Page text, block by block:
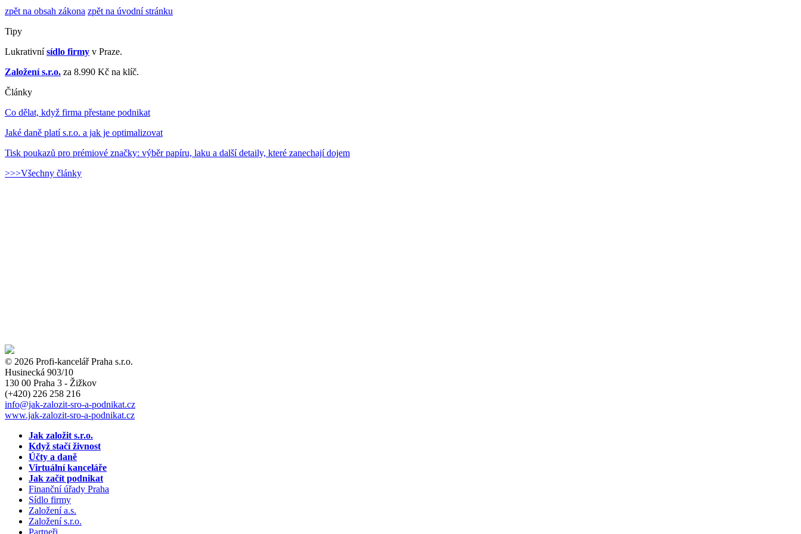
zpět na obsah zákona zpět na úvodní stránku
Tipy
Lukrativnísídlo firmy v Praze.
Založení s.r.o. za 8.990 Kč na klíč.
Články
Co dělat, když firma přestane podnikat
Jaké daně platí s.r.o. a jak je optimalizovat
Tisk poukazů pro prémiové značky: výběr papíru, laku a další detaily, které zanechají dojem
>>>Všechny články
© 2026 Profi-kancelář Praha s.r.o.
Husinecká 903/10
130 00 Praha 3 - Žižkov
(+420) 226 258 216
info@jak-zalozit-sro-a-podnikat.cz
www.jak-zalozit-sro-a-podnikat.cz
Jak založit s.r.o.
Když stačí živnost
Účty a daně
Virtuální kanceláře
Jak začít podnikat
Finanční úřady Praha
Sídlo firmy
Založení a.s.
Založení s.r.o.
Partneři